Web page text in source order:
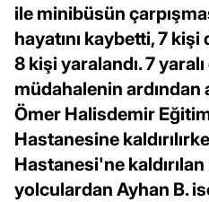
ile minibüsün
hayatını kaybetti, 7 kişi
8 kişi yaralandı. 7
müdahalenin
Ömer Halisdemir
Hastanesine
Hastanesi'ne
yolculardan Ayhan B.